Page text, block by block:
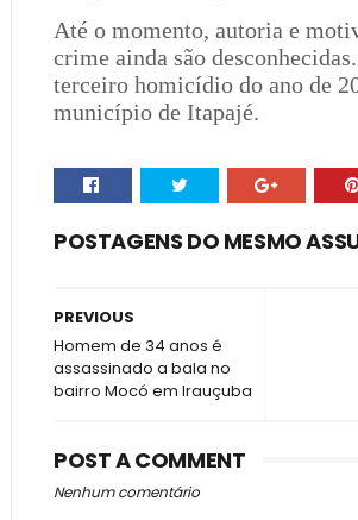
Até o momento, autoria e
crime ainda são
terceiro homicídio do ano de
município de Itapajé.
POSTAGENS DO MESMO
PREVIOUS
Homem de 34 anos é
assassinado a bala no
bairro Mocó em Irauçuba
POST A COMMENT
Nenhum comentário